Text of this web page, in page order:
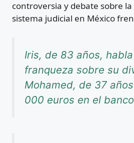
controversia y debate sobre
sistema judicial en México
Iris, de 83 años,
franqueza sobre su
Mohamed, de 37
000 euros en el